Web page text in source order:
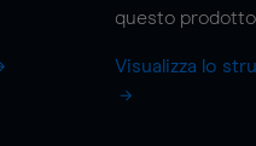
questo prodotto
Visualizza lo